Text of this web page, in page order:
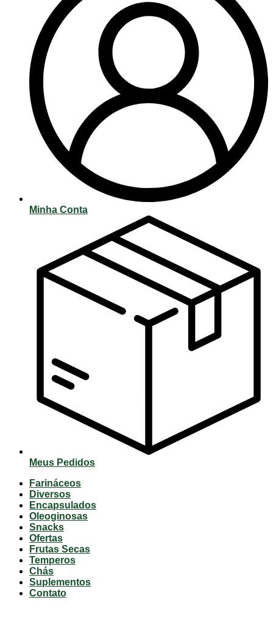
Minha Conta
Meus Pedidos
Farináceos
Diversos
Encapsulados
Oleoginosas
Snacks
Ofertas
Frutas Secas
Temperos
Chás
Suplementos
Contato